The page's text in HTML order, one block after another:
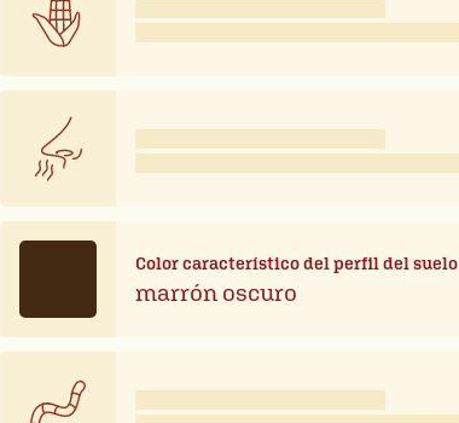
Color característico del perfil del suelo
marrón oscuro